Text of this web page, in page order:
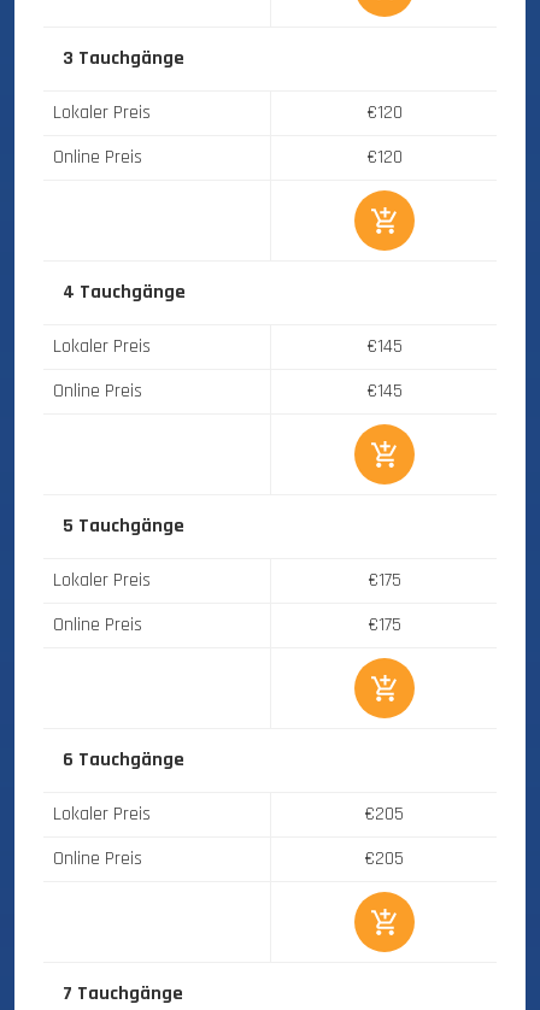
3 Tauchgänge
Lokaler Preis
€120
Online Preis
€120
4 Tauchgänge
Lokaler Preis
€145
Online Preis
€145
5 Tauchgänge
Lokaler Preis
€175
Online Preis
€175
6 Tauchgänge
Lokaler Preis
€205
Online Preis
€205
7 Tauchgänge